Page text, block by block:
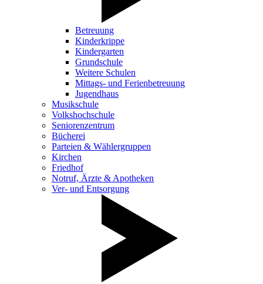
Betreuung
Kinderkrippe
Kindergarten
Grundschule
Weitere Schulen
Mittags- und Ferienbetreuung
Jugendhaus
Musikschule
Volkshochschule
Seniorenzentrum
Bücherei
Parteien & Wählergruppen
Kirchen
Friedhof
Notruf, Ärzte & Apotheken
Ver- und Entsorgung